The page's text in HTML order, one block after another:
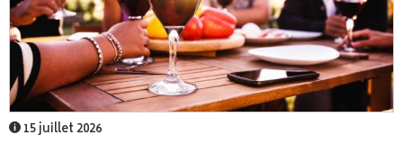
15 juillet 2026